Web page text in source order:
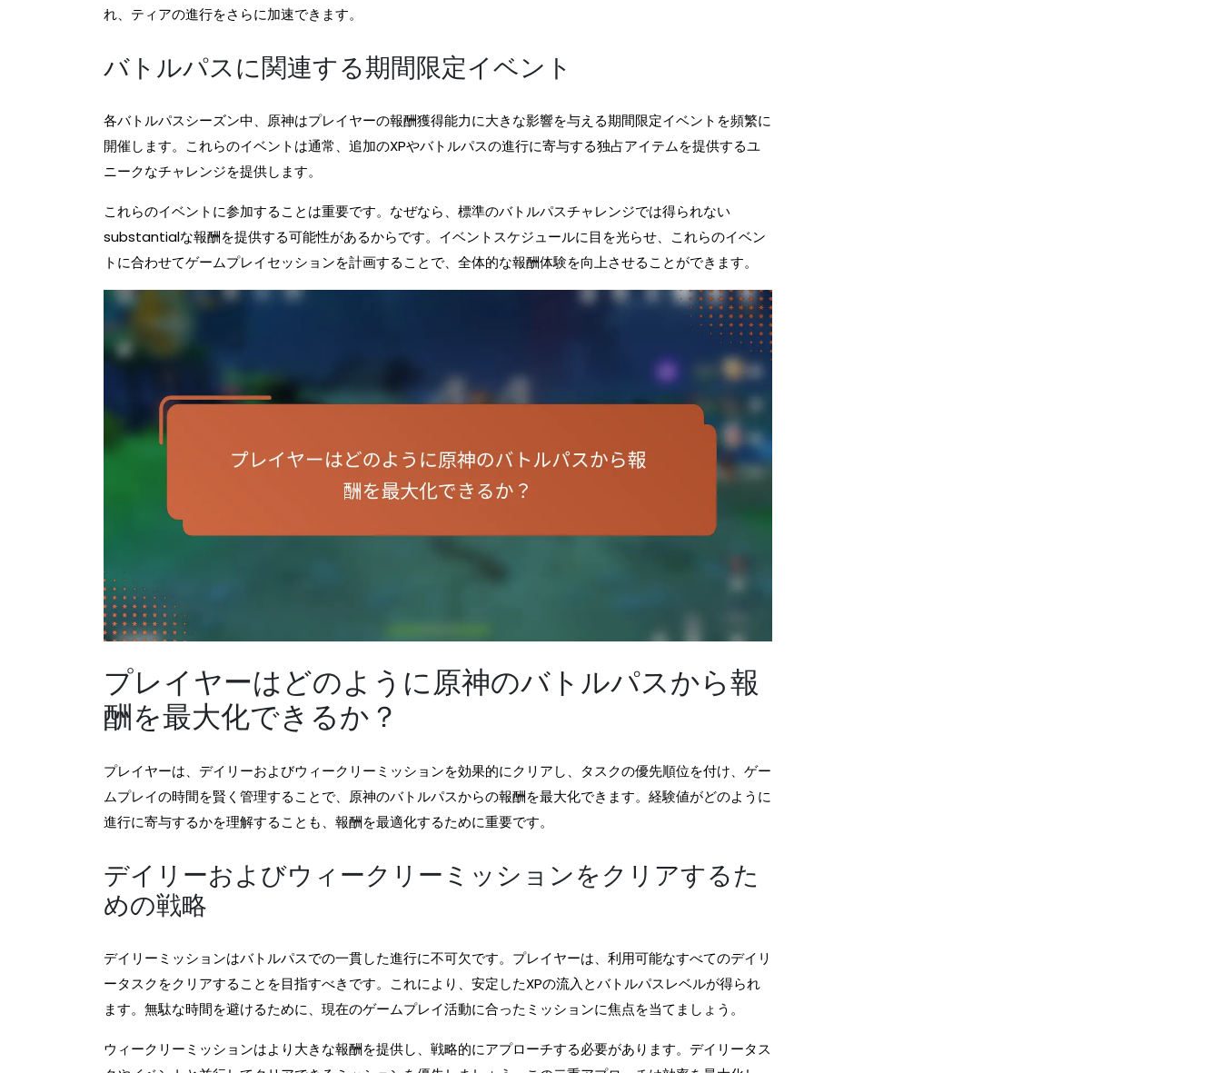
れ、ティアの進行をさらに加速できます。
バトルパスに関連する期間限定イベント
各バトルパスシーズン中、原神はプレイヤーの報酬獲得能力に大きな影響を与える期間限定イベントを頻繁に
開催します。これらのイベントは通常、追加のXPやバトルパスの進行に寄与する独占アイテムを提供するユ
ニークなチャレンジを提供します。
これらのイベントに参加することは重要です。なぜなら、標準のバトルパスチャレンジでは得られない
substantialな報酬を提供する可能性があるからです。イベントスケジュールに目を光らせ、これらのイベン
トに合わせてゲームプレイセッションを計画することで、全体的な報酬体験を向上させることができます。
プレイヤーはどのように原神のバトルパスから報
酬を最大化できるか？
プレイヤーは、デイリーおよびウィークリーミッションを効果的にクリアし、タスクの優先順位を付け、ゲー
ムプレイの時間を賢く管理することで、原神のバトルパスからの報酬を最大化できます。経験値がどのように
進行に寄与するかを理解することも、報酬を最適化するために重要です。
デイリーおよびウィークリーミッションをクリアするた
めの戦略
デイリーミッションはバトルパスでの一貫した進行に不可欠です。プレイヤーは、利用可能なすべてのデイリ
ータスクをクリアすることを目指すべきです。これにより、安定したXPの流入とバトルパスレベルが得られ
ます。無駄な時間を避けるために、現在のゲームプレイ活動に合ったミッションに焦点を当てましょう。
ウィークリーミッションはより大きな報酬を提供し、戦略的にアプローチする必要があります。デイリータス